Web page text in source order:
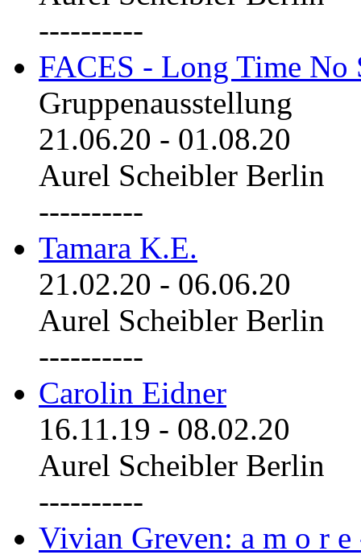
----------
FACES - Long Time No
Gruppenausstellung
21.06.20 - 01.08.20
Aurel Scheibler Berlin
----------
Tamara K.E.
21.02.20 - 06.06.20
Aurel Scheibler Berlin
----------
Carolin Eidner
16.11.19 - 08.02.20
Aurel Scheibler Berlin
----------
Vivian Greven: a m o r